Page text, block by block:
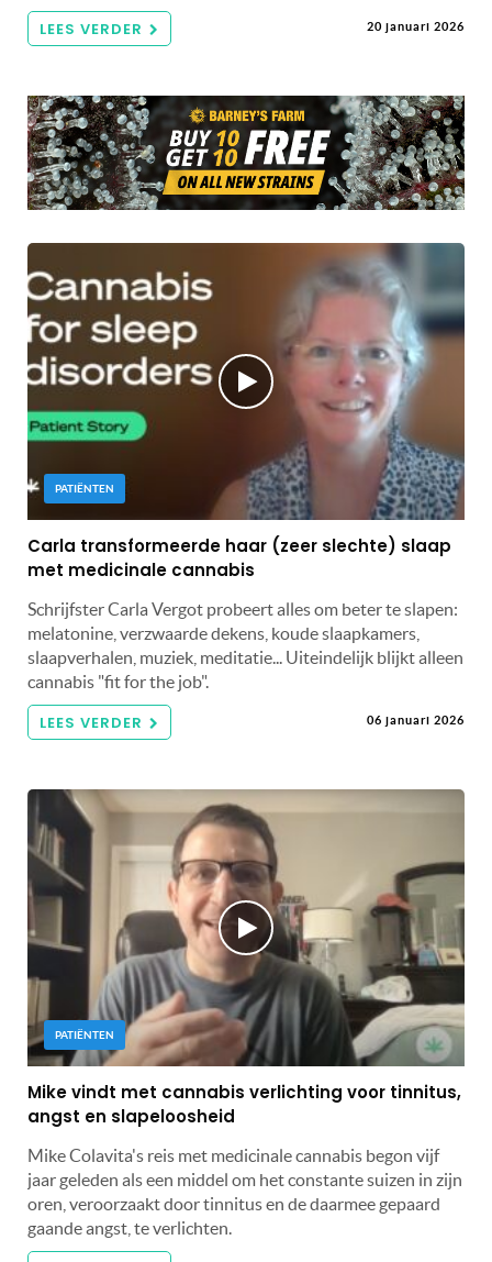
LEES VERDER 20 januari 2026
PATIËNTEN
Carla transformeerde haar (zeer slechte) slaap
met medicinale cannabis
Schrijfster Carla Vergot probeert alles om beter te slapen:
melatonine, verzwaarde dekens, koude slaapkamers,
slaapverhalen, muziek, meditatie... Uiteindelijk blijkt alleen
cannabis "fit for the job".
LEES VERDER 06 januari 2026
PATIËNTEN
Mike vindt met cannabis verlichting voor tinnitus,
angst en slapeloosheid
Mike Colavita's reis met medicinale cannabis begon vijf
jaar geleden als een middel om het constante suizen in zijn
oren, veroorzaakt door tinnitus en de daarmee gepaard
gaande angst, te verlichten.